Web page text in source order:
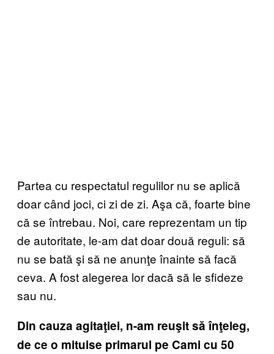
Partea cu respectatul regulilor nu se aplică
doar când joci, ci zi de zi. Aşa că, foarte bine
că se întrebau. Noi, care reprezentam un tip
de autoritate, le-am dat doar două reguli: să
nu se bată şi să ne anunţe înainte să facă
ceva. A fost alegerea lor dacă să le sfideze
sau nu.
Din cauza agitaţiei, n-am reuşit să înţeleg,
de ce o mituise primarul pe Cami cu 50